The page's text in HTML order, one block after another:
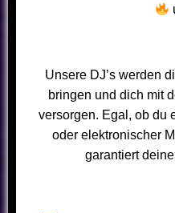
Unsere DJ’s werden
bringen und dich mit
versorgen. Egal, ob du
oder elektronischer
garantiert